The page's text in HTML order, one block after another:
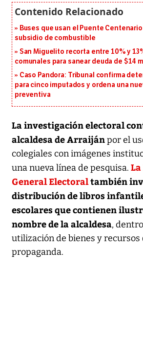
Buses que usan el Puente
subsidio de combustible
San Miguelito recorta entre 10% y
comunales para sanear deuda de $14
Caso Pandora: Tribunal confirma
para cinco imputados y ordena una
preventiva
La investigación electoral
alcaldesa de Arraijánpor el
colegiales con imágenes
una nueva línea de pesquisa.
General Electoraltambién
distribución de libros
escolares que contienen
nombre de la alcaldesa,
utilización de bienes y recursos
propaganda.